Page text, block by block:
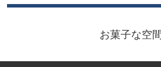
お菓子な空間